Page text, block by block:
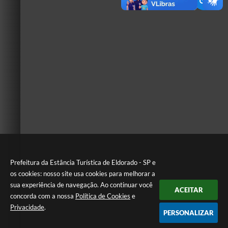
Prefeitura da Estância Turística de Eldorado - SP e
os cookies: nosso site usa cookies para melhorar a
sua experiência de navegação. Ao continuar você
concorda com a nossa Política de Cookies e
Privacidade.
ACEITAR
PERSONALIZAR